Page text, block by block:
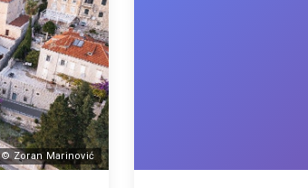
© Zoran Marinović